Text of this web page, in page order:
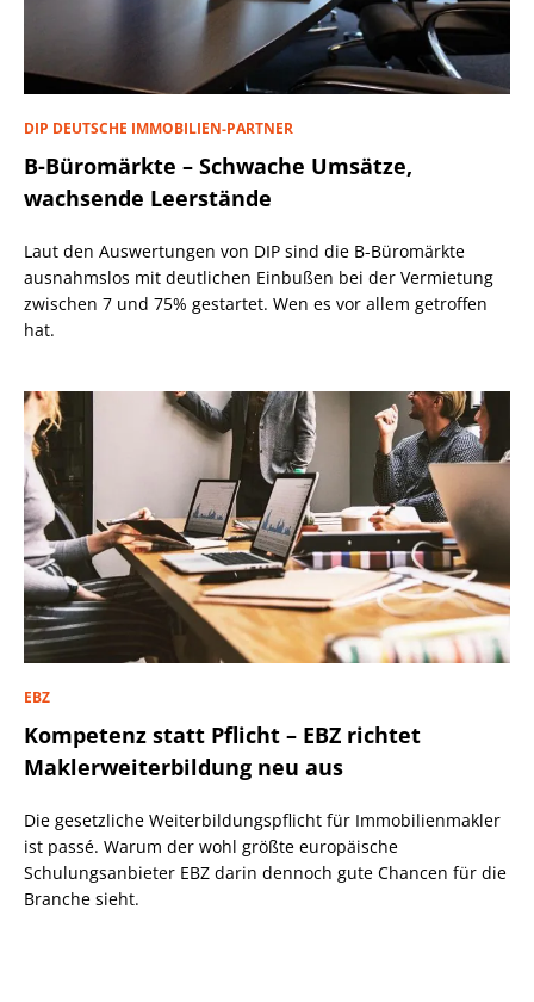
DIP DEUTSCHE IMMOBILIEN-PARTNER
B-Büromärkte – Schwache Umsätze,
wachsende Leerstände
Laut den Auswertungen von DIP sind die B-Büromärkte
ausnahmslos mit deutlichen Einbußen bei der Vermietung
zwischen 7 und 75% gestartet. Wen es vor allem getroffen
hat.
EBZ
Kompetenz statt Pflicht – EBZ richtet
Maklerweiterbildung neu aus
Die gesetzliche Weiterbildungspflicht für Immobilienmakler
ist passé. Warum der wohl größte europäische
Schulungsanbieter EBZ darin dennoch gute Chancen für die
Branche sieht.